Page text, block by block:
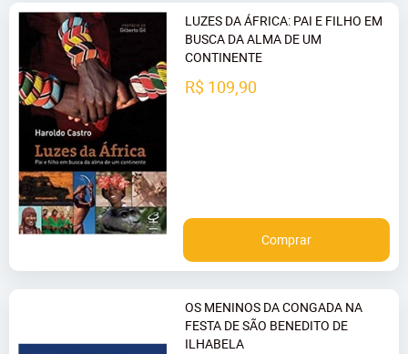
LUZES DA ÁFRICA: PAI E FILHO EM
BUSCA DA ALMA DE UM
CONTINENTE
R$ 109,90
Comprar
OS MENINOS DA CONGADA NA
FESTA DE SÃO BENEDITO DE
ILHABELA